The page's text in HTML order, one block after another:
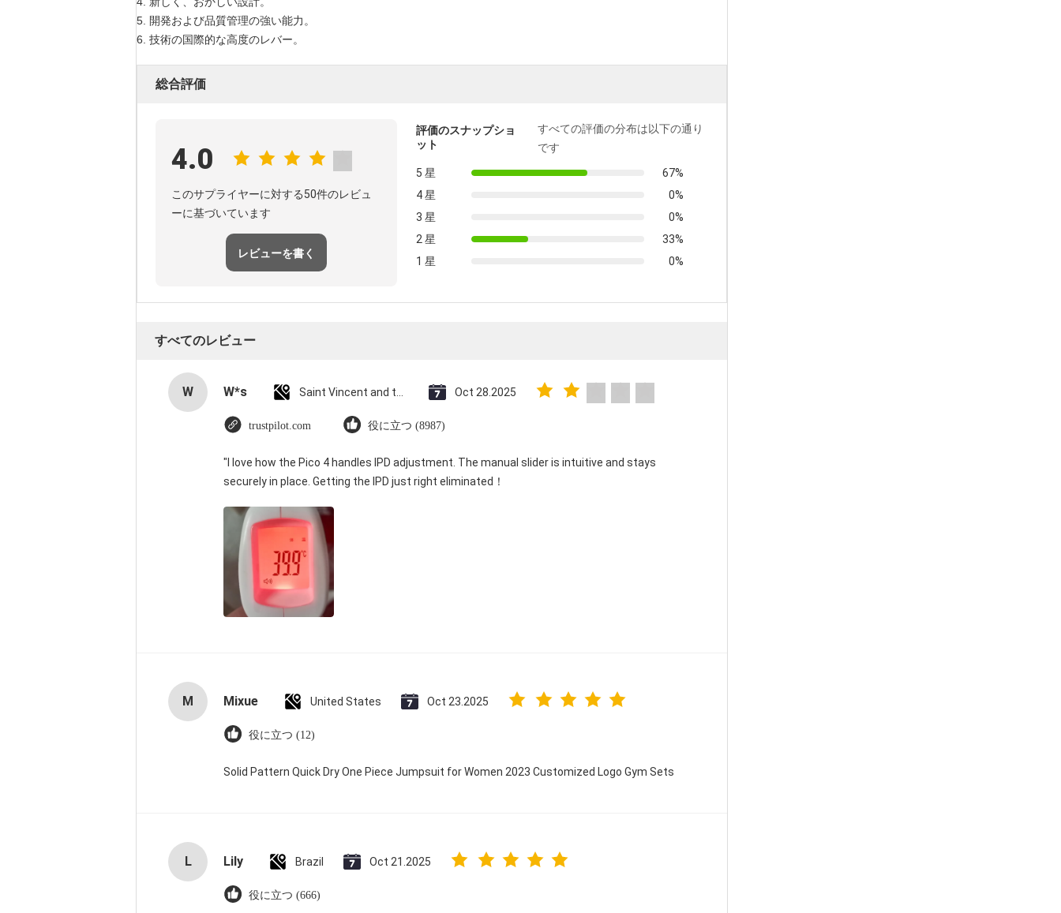
5. 開発および品質管理の強い能力。
6. 技術の国際的な高度のレバー。
総合評価
4.0
このサプライヤーに対する50件のレビュ
ーに基づいています
レビューを書く
評価のスナップショ
ット
すべての評価の分布は以下の通り
です
5 星
67%
4 星
0%
3 星
0%
2 星
33%
1 星
0%
すべてのレビュー
W W*s Oct 28.2025
trustpilot.com 役に立つ (8987)
"I love how the Pico 4 handles IPD adjustment. The manual slider is intuitive and stays
securely in place. Getting the IPD just right eliminated！
M Mixue United States Oct 23.2025
役に立つ (12)
Solid Pattern Quick Dry One Piece Jumpsuit for Women 2023 Customized Logo Gym Sets
L Lily Brazil Oct 21.2025
役に立つ (666)